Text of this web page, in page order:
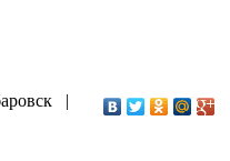
|